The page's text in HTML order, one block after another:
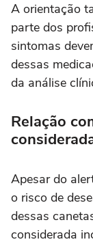
A orientação
parte dos
sintomas
dessas
da análise
Relação
Apesar do
o risco de
dessas
considerada